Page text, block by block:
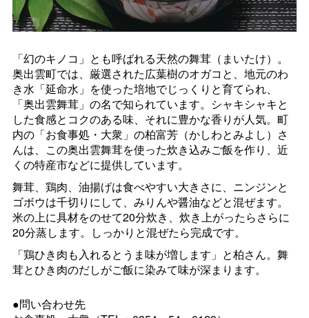
「幻のキノコ」とも呼ばれる天然の舞茸（まいたけ）。
奥出雲町では、厳選された広葉樹のオガコと、地元のわ
き水「延命水」を使った培地でじっくりと育てられ、
「奥出雲舞茸」の名で知られています。シャキシャキと
した食感とコクのある味、それに豊かな香りが人気。町
内の「お食事処・大衆」の柏富芳（かしわとみよし）さ
んは、この奥出雲舞茸を使った炊き込みご飯を作り、近
くの特産市などに提供しています。
舞茸、鶏肉、油揚げは食べやすい大きさに、ニンジンと
ゴボウは千切りにして、みりんや醤油などと混ぜます。
米の上に具材をのせて20分炊き、炊き上がったらさらに
20分蒸します。しっかりと混ぜたら完成です。
「鶏ひき肉も入れるとうま味が増します」と柏さん。舞
茸とひき肉のだしがご飯に染みて味が深まります。
●問い合わせ先